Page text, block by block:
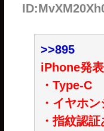
>>895
iPhone発
・Type-C
・イヤホ
・指紋認証